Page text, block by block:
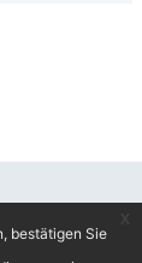
bestätigen Sie
x